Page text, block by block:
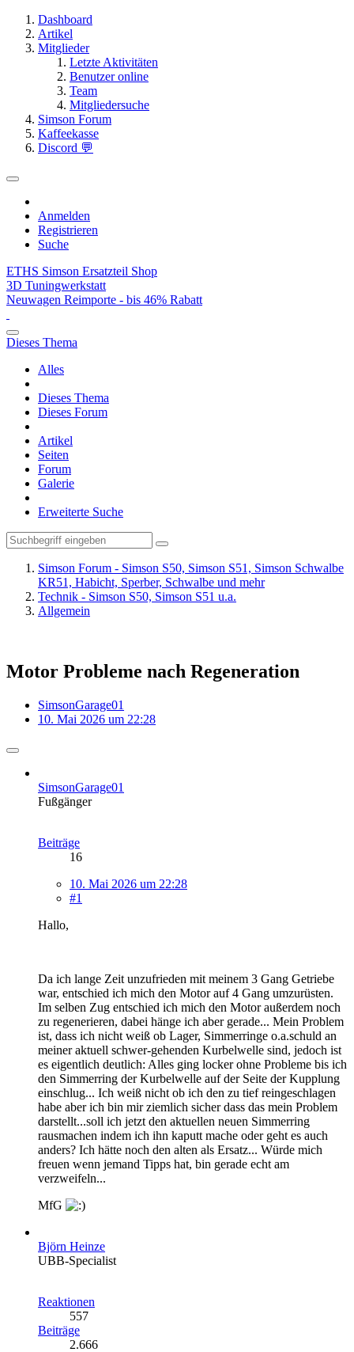
Dashboard
Artikel
Mitglieder
Letzte Aktivitäten
Benutzer online
Team
Mitgliedersuche
Simson Forum
Kaffeekasse
Discord 💬
Anmelden
Registrieren
Suche
ETHS Simson Ersatzteil Shop
3D Tuningwerkstatt
Neuwagen Reimporte - bis 46% Rabatt
Dieses Thema
Alles
Dieses Thema
Dieses Forum
Artikel
Seiten
Forum
Galerie
Erweiterte Suche
Simson Forum - Simson S50, Simson S51, Simson Schwalbe
KR51, Habicht, Sperber, Schwalbe und mehr
Technik - Simson S50, Simson S51 u.a.
Allgemein
Motor Probleme nach Regeneration
SimsonGarage01
10. Mai 2026 um 22:28
SimsonGarage01
Fußgänger
Beiträge
16
10. Mai 2026 um 22:28
#1
Hallo,
Da ich lange Zeit unzufrieden mit meinem 3 Gang Getriebe
war, entschied ich mich den Motor auf 4 Gang umzurüsten.
Im selben Zug entschied ich mich den Motor außerdem noch
zu regenerieren, dabei hänge ich aber gerade... Mein Problem
ist, dass ich nicht weiß ob Lager, Simmerringe o.a.schuld an
meiner aktuell schwer-gehenden Kurbelwelle sind, jedoch ist
es eigentlich deutlich: Alles ging locker ohne Probleme bis ich
den Simmerring der Kurbelwelle auf der Seite der Kupplung
einschlug... Ich weiß nicht ob ich den zu tief reingeschlagen
habe aber ich bin mir ziemlich sicher dass das mein Problem
darstellt...soll ich jetzt den aktuellen neuen Simmerring
rausmachen indem ich ihn kaputt mache oder geht es auch
anders? Ich hätte noch den alten als Ersatz... Würde mich
freuen wenn jemand Tipps hat, bin gerade echt am
verzweifeln...
MfG
Björn Heinze
UBB-Specialist
Reaktionen
557
Beiträge
2.666